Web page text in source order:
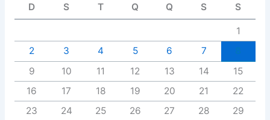
D S T Q Q S S
1
2
3 4 5 6 7
9
10 11 12 13 14
15
16
17 18 19 20 21
22
23
24 25 26 27 28
29